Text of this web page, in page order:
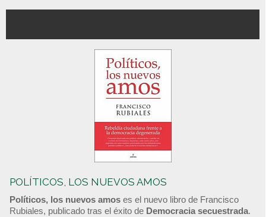
POLÍTICOS, LOS NUEVOS AMOS
Políticos, los nuevos amos es el nuevo libro de Francisco
Rubiales, publicado tras el éxito de Democracia secuestrada.